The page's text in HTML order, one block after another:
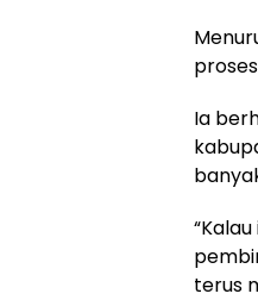
Ia
terus